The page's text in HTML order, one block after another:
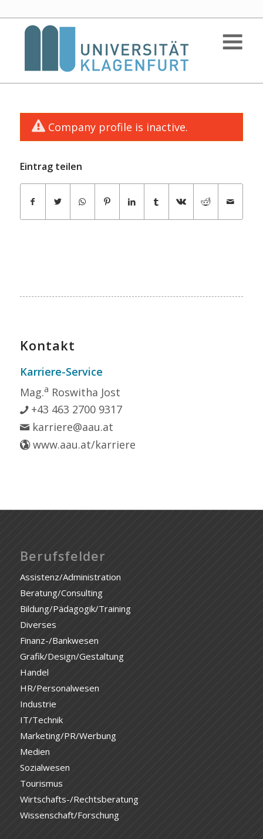
Company profile is inactive.
Eintrag teilen
Kontakt
Karriere-Service
Mag.a Roswitha Jost
+43 463 2700 9317
karriere@aau.at
www.aau.at/karriere
Berufsfelder
Assistenz/Administration
Beratung/Consulting
Bildung/Pädagogik/Training
Diverses
Finanz-/Bankwesen
Grafik/Design/Gestaltung
Handel
HR/Personalwesen
Industrie
IT/Technik
Marketing/PR/Werbung
Medien
Sozialwesen
Tourismus
Wirtschafts-/Rechtsberatung
Wissenschaft/Forschung